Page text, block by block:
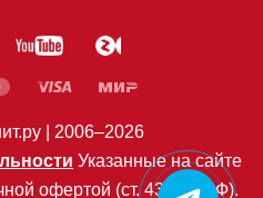
| 2006–2026
Указанные на сайте
офертой (ст. 435 ГК РФ).